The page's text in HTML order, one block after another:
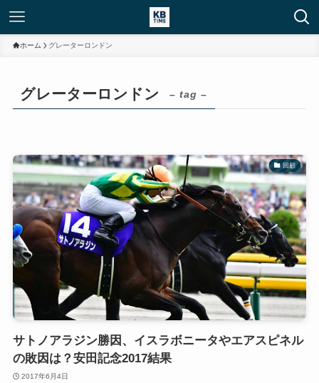
ホーム グレーターロンドン
グレーターロンドン – tag –
回顧
サトノアラジン勝因、イスラボニータやエアスピネル
の敗因は？安田記念2017結果
2017年6月4日